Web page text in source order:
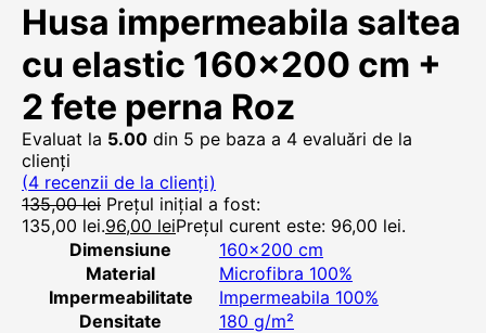
Husa impermeabila saltea
cu elastic 160×200 cm +
2 fete perna Roz
Evaluat la 5.00 din 5 pe baza a 4 evaluări de la
clienți
(4 recenzii de la clienți)
135,00lei Prețul inițial a fost:
135,00 lei.96,00 leiPrețul curent este: 96,00 lei.
Dimensiune
160×200 cm
Material
Microfibra 100%
Impermeabilitate
Impermeabila 100%
Densitate
180 g/m²